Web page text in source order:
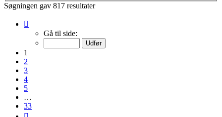
Søgningen gav 817 resultater
Gå til side:
1
2
3
4
5
…
33